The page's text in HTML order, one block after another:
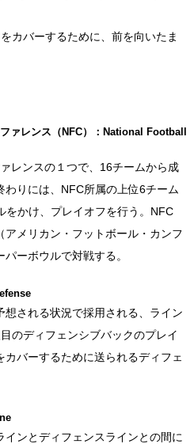
カバーするために、前を向いたま
ァレンス（NFC）：National Football
レンスの１つで、16チームから成
わりには、NFC所属の上位6チーム
をかけ、プレイオフを行う。NFC
メリカン・フットボール・カンフ
ーボウルで対戦する。
される状況で採用される、ライン
のディフェンシブバックのプレイ
バーするために送られるディフェ
ンとディフェンスラインとの間に